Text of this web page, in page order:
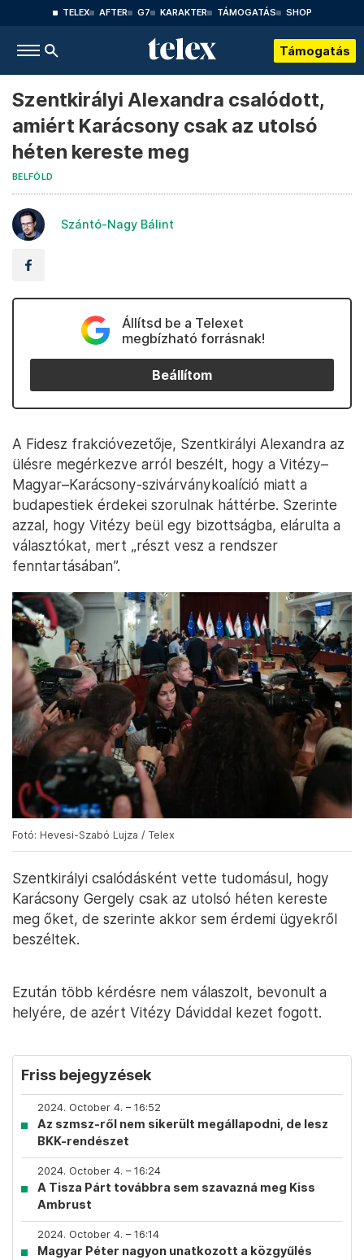
TELEX AFTER G7 KARAKTER TÁMOGATÁS SHOP
Támogatás
Szentkirályi Alexandra csalódott,
amiért Karácsony csak az utolsó
héten kereste meg
BELFÖLD
Szántó-Nagy Bálint
Állítsd be a Telexet
megbízható forrásnak!
Beállítom
A Fidesz frakcióvezetője, Szentkirályi Alexandra az
ülésre megérkezve arról beszélt, hogy a Vitézy–
Magyar–Karácsony-szivárványkoalíció miatt a
budapestiek érdekei szorulnak háttérbe. Szerinte
azzal, hogy Vitézy beül egy bizottságba, elárulta a
választókat, mert „részt vesz a rendszer
fenntartásában”.
Fotó: Hevesi-Szabó Lujza / Telex
Szentkirályi csalódásként vette tudomásul, hogy
Karácsony Gergely csak az utolsó héten kereste
meg őket, de szerinte akkor sem érdemi ügyekről
beszéltek.
Ezután több kérdésre nem válaszolt, bevonult a
helyére, de azért Vitézy Dáviddal kezet fogott.
Friss bejegyzések
2024. October 4. – 16:52
Az szmsz-ről nem sikerült megállapodni, de lesz
BKK-rendészet
2024. October 4. – 16:24
A Tisza Párt továbbra sem szavazná meg Kiss
Ambrust
2024. October 4. – 16:14
Magyar Péter nagyon unatkozott a közgyűlés